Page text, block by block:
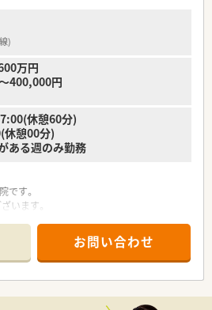
ちろんのこと、育児短時間勤務制度を実施
、1日最大2時間短縮して勤務できる制度
が、同社では小学校就学時までの期間利
る採用枠もありますが(転居を伴わない採
まで）と帰省休暇（連続4日間）を受けら
設など複数の施設を展開しており、救急医
広く対応する地域医療支援病院です。
揮できる環境作りを推進しており、認定薬
ど職員の継続的な学びを支援していま
ての募集であり、時給は2,500円という高
るため、効率よく収入を得られます。
合わせた安定した働き方が選択できます。
富な方については、将来的に年収600万円
能性もあり、キャリアも評価されます。
)
万円
400,000円
休憩60分)
休憩00分)
ある週のみ勤務
です。
います。
制となります。
す。
お問い合わせ